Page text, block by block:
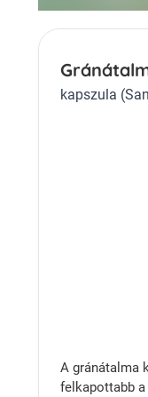
kapszula
A gránátalma
felkapottabb